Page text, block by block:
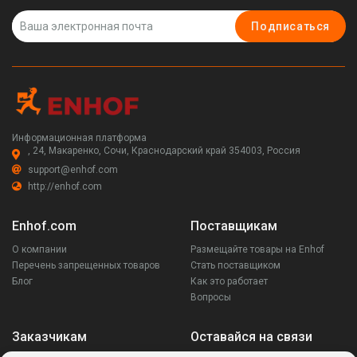
Подписаться
Информационная платформа
, 24, Макаренко, Сочи, Краснодарский край 354003, Россия
support@enhof.com
http://enhof.com
Enhof.com
О компании
Перечень запрещенных товаров
Блог
Поставщикам
Размещайте товары на Enhof
Стать поставщиком
Как это работает
Вопросы
Заказчикам Оставайся на связи